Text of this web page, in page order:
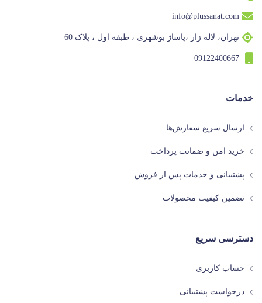
info@plussanat.com
تهران، لاله زار ،پاساژ بوشهری ، طبقه اول ، پلاک 60
09122400667
خدمات
ارسال سریع سفارش‌ها
خرید امن و ضمانت پرداخت
پشتیبانی و خدمات پس از فروش
تضمین کیفیت محصولات
دسترسی سریع
حساب کاربری
درخواست پشتیبانی